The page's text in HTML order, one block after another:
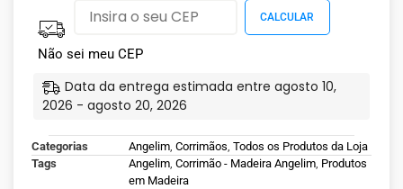
Não sei meu CEP
Data da entrega estimada entre agosto 10,
2026 - agosto 20, 2026
Categorias Angelim, Corrimãos, Todos os Produtos da Loja
Tags
Angelim, Corrimão - Madeira Angelim, Produtos
em Madeira